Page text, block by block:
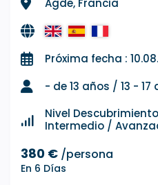
Agde, Francia
Próxima fecha :
- de 13 años / 13 -
Nivel
Intermedio /
380 € /persona
En 6 Días